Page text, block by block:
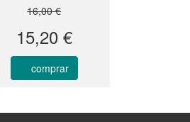
16,00 €
15,20 €
comprar